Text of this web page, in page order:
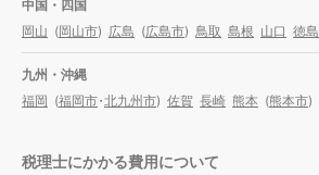
中国・四国
岡山 (岡山市) 広島 (広島市) 鳥取 島根 山口 徳島
九州・沖縄
福岡 (福岡市・北九州市) 佐賀 長崎 熊本 (熊本市)
税理士にかかる費用について